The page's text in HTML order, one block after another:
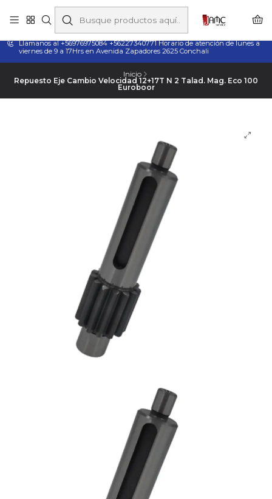
Taladros Magnéticos en Chile | Venta, Arriendo y Servicio
Técnico
Llamanos al +56976975084 +56227340771 Horario de atención de lunes a
viernes de 9 a 17Hrs en Avenida Zapadores 2625 Conchali
Inicio
Repuesto Eje Cambio Velocidad 12+17T N 2 Talad. Mag. Eco 100
Euroboor